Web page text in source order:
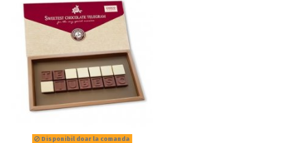
Disponibil doar la comanda